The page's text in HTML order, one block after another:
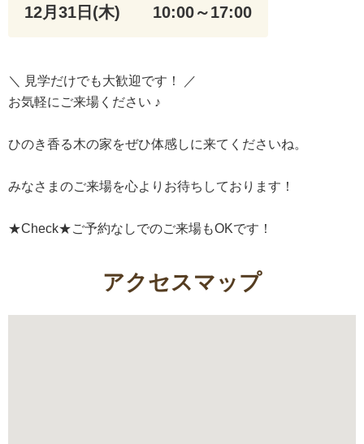
12月31日(木) 10:00～17:00
＼ 見学だけでも大歓迎です！ ／
お気軽にご来場ください ♪
ひのき香る木の家をぜひ体感しに来てくださいね。
みなさまのご来場を心よりお待ちしております！
★Check★ご予約なしでのご来場もOKです！
アクセスマップ